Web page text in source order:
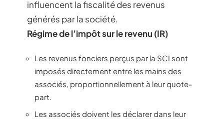
influencent la fiscalité des revenus
générés par la société.
Régime de l’impôt sur le revenu (IR)
Les revenus fonciers perçus par la SCI sont
imposés directement entre les mains des
associés, proportionnellement à leur quote-
part.
Les associés doivent les déclarer dans leur